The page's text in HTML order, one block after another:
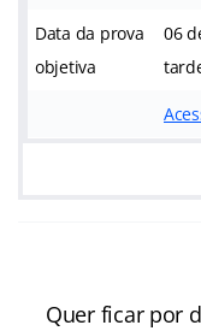
Data da prova
objetiva
06
Quer ficar por